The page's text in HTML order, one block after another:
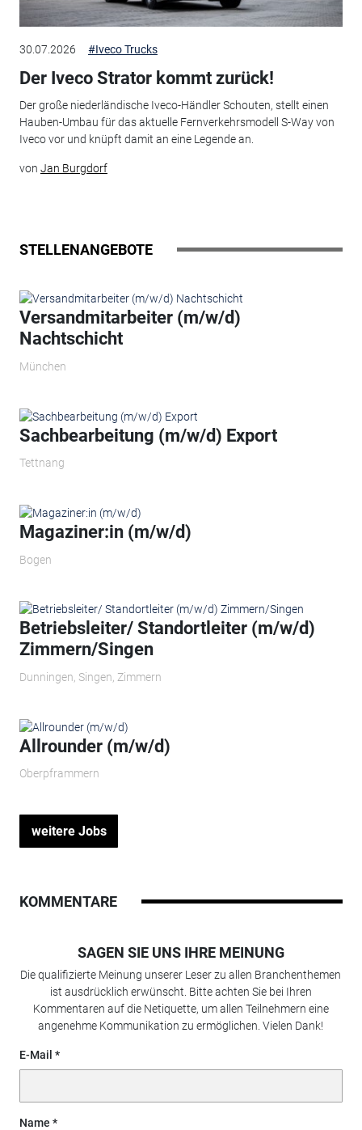
30.07.2026 #Iveco Trucks
Der Iveco Strator kommt zurück!
Der große niederländische Iveco-Händler Schouten, stellt einen
Hauben-Umbau für das aktuelle Fernverkehrsmodell S-Way von
Iveco vor und knüpft damit an eine Legende an.
von Jan Burgdorf
STELLENANGEBOTE
Versandmitarbeiter (m/w/d)
Nachtschicht
München
Sachbearbeitung (m/w/d) Export
Tettnang
Magaziner:in (m/w/d)
Bogen
Betriebsleiter/ Standortleiter (m/w/d)
Zimmern/Singen
Dunningen, Singen, Zimmern
Allrounder (m/w/d)
Oberpframmern
weitere Jobs
KOMMENTARE
SAGEN SIE UNS IHRE MEINUNG
Die qualifizierte Meinung unserer Leser zu allen Branchenthemen
ist ausdrücklich erwünscht. Bitte achten Sie bei Ihren
Kommentaren auf die Netiquette, um allen Teilnehmern eine
angenehme Kommunikation zu ermöglichen. Vielen Dank!
E-Mail
Name